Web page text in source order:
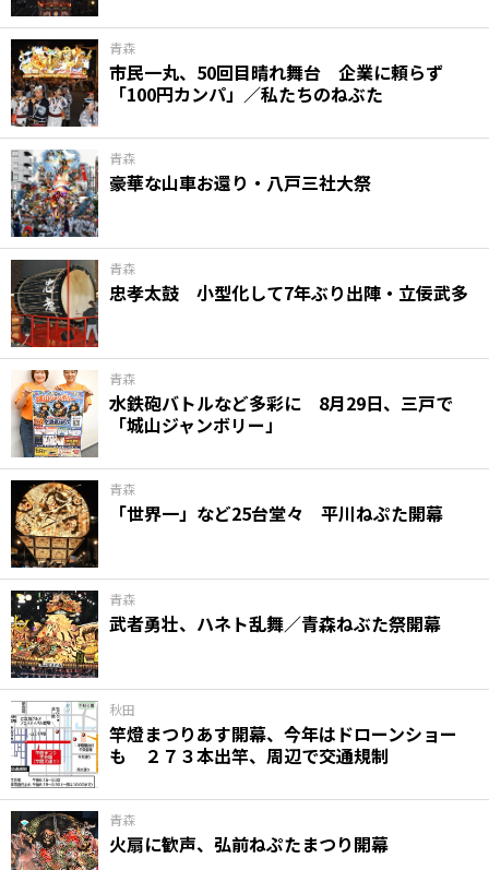
青森
市民一丸、50回目晴れ舞台 企業に頼らず
「100円カンパ」／私たちのねぶた
青森
豪華な山車お還り・八戸三社大祭
青森
忠孝太鼓 小型化して7年ぶり出陣・立佞武多
青森
水鉄砲バトルなど多彩に 8月29日、三戸で
「城山ジャンボリー」
青森
「世界一」など25台堂々 平川ねぷた開幕
青森
武者勇壮、ハネト乱舞／青森ねぶた祭開幕
秋田
竿燈まつりあす開幕、今年はドローンショー
も ２７３本出竿、周辺で交通規制
青森
火扇に歓声、弘前ねぷたまつり開幕